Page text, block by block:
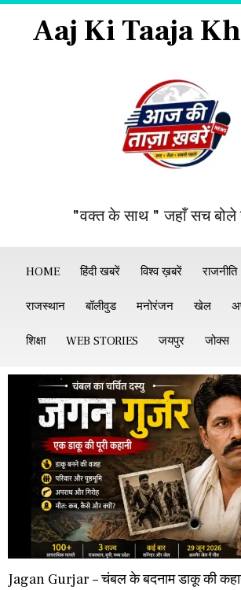
Aaj Ki Taaja
"वक्त के साथ " जहाँ सच
HOME हिंदी खबरें विश्व ख़बरें राजनीति
राजस्थान बॉलीवुड मनोरंजन खेल
शिक्षा WEB STORIES जयपुर जोक्स
Jagan Gurjar – चंबल के बदनाम डाकू की